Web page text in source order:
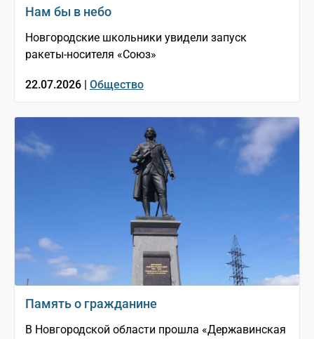
Нам бы в небо
Новгородские школьники увидели запуск
ракеты-носителя «Союз»
22.07.2026 | Общество
Память о гражданине
В Новгородской области прошла «Державинская